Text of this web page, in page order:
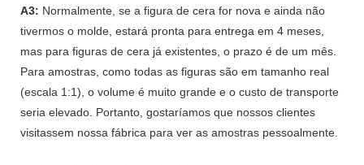
A3: Normalmente, se a figura de cera for nova e ainda não
tivermos o molde, estará pronta para entrega em 4 meses,
mas para figuras de cera já existentes, o prazo é de um mês.
Para amostras, como todas as figuras são em tamanho real
(escala 1:1), o volume é muito grande e o custo de transporte
seria elevado. Portanto, gostaríamos que nossos clientes
visitassem nossa fábrica para ver as amostras pessoalmente.